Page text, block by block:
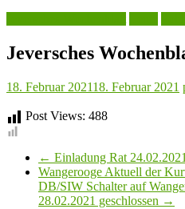
Jeversches
18. Februar 202118. Februar 2021
Post Views: 488
← Einladung Rat
Wangerooge Aktuell der
DB/SIW Schalter auf
28.02.2021 geschlossen →